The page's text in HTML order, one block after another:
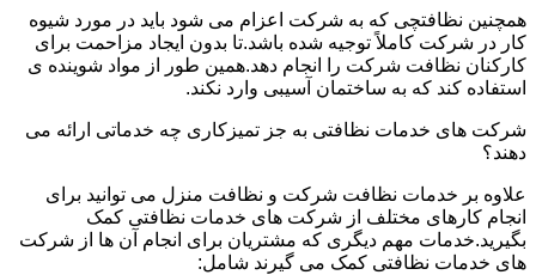
همچنین نظافتچی که به شرکت اعزام می شود باید در مورد شیوه
کار در شرکت کاملاً توجیه شده باشد.تا بدون ایجاد مزاحمت برای
کارکنان نظافت شرکت را انجام دهد.همین طور از مواد شوینده ی
استفاده کند که به ساختمان آسیبی وارد نکند.
شرکت های خدمات نظافتی به جز تمیزکاری چه خدماتی ارائه می
دهند؟
علاوه بر خدمات نظافت شرکت و نظافت منزل می توانید برای
انجام کارهای مختلف از شرکت های خدمات نظافتی کمک
بگیرید.خدمات مهم دیگری که مشتریان برای انجام آن ها از شرکت
های خدمات نظافتی کمک می گیرند شامل: